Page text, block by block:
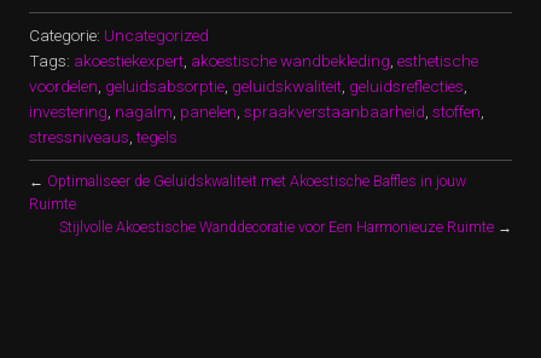
Categorie: Uncategorized
Tags: akoestiekexpert akoestische wandbekleding esthetische
voordelen geluidsabsorptie geluidskwaliteit geluidsreflecties
investering nagalm panelen spraakverstaanbaarheid stoffen
stressniveaus ,tegels
← Optimaliseer de Geluidskwaliteit met Akoestische Baffles in jouw
Ruimte
Stijlvolle Akoestische Wanddecoratie voor Een Harmonieuze Ruimte →